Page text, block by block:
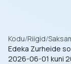
Kodu/Riigid/
Edeka Zurheide
2026-06-01 kuni